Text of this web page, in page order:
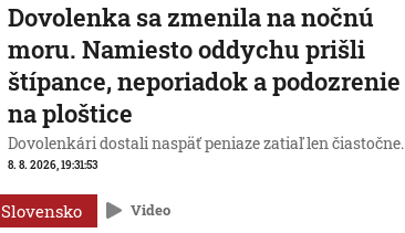
Dovolenka sa zmenila na nočnú
moru. Namiesto oddychu prišli
štípance, neporiadok a podozrenie
na ploštice
Dovolenkári dostali naspäť peniaze zatiaľ len čiastočne.
8. 8. 2026, 19:31:53
Slovensko Video